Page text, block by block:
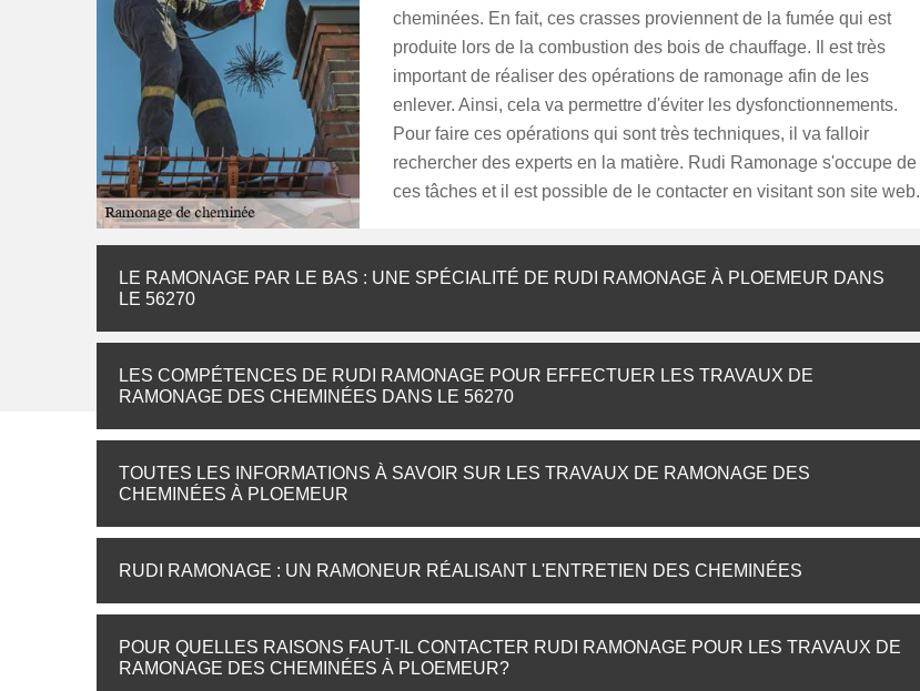
cheminées. En fait, ces crasses proviennent de la fumée qui est
produite lors de la combustion des bois de chauffage. Il est très
important de réaliser des opérations de ramonage afin de les
enlever. Ainsi, cela va permettre d'éviter les dysfonctionnements.
Pour faire ces opérations qui sont très techniques, il va falloir
rechercher des experts en la matière. Rudi Ramonage s'occupe de
ces tâches et il est possible de le contacter en visitant son site web.
LE RAMONAGE PAR LE BAS : UNE SPÉCIALITÉ DE RUDI RAMONAGE À PLOEMEUR DANS
LE 56270
LES COMPÉTENCES DE RUDI RAMONAGE POUR EFFECTUER LES TRAVAUX DE
RAMONAGE DES CHEMINÉES DANS LE 56270
TOUTES LES INFORMATIONS À SAVOIR SUR LES TRAVAUX DE RAMONAGE DES
CHEMINÉES À PLOEMEUR
RUDI RAMONAGE : UN RAMONEUR RÉALISANT L'ENTRETIEN DES CHEMINÉES
POUR QUELLES RAISONS FAUT-IL CONTACTER RUDI RAMONAGE POUR LES TRAVAUX DE
RAMONAGE DES CHEMINÉES À PLOEMEUR?